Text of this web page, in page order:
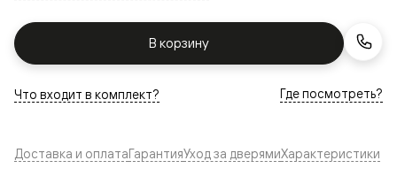
В корзину
Что входит в комплект? Где посмотреть?
Доставка и оплатаГарантияУход за дверямиХарактеристики